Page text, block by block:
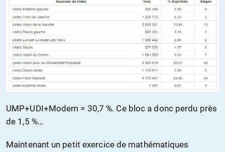
UMP+UDI+Modem = 30,7 %. Ce bloc a donc perdu près
de 1,5 %…
Maintenant un petit exercice de mathématiques